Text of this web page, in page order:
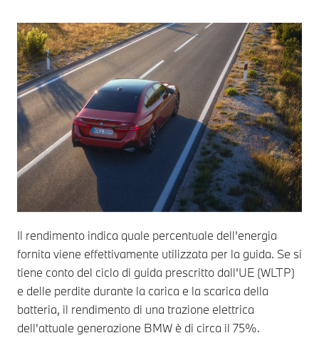
Il rendimento indica quale percentuale dell'energia
fornita viene effettivamente utilizzata per la guida. Se si
tiene conto del ciclo di guida prescritto dall'UE (WLTP)
e delle perdite durante la carica e la scarica della
batteria, il rendimento di una trazione elettrica
dell'attuale generazione BMW è di circa il 75%.